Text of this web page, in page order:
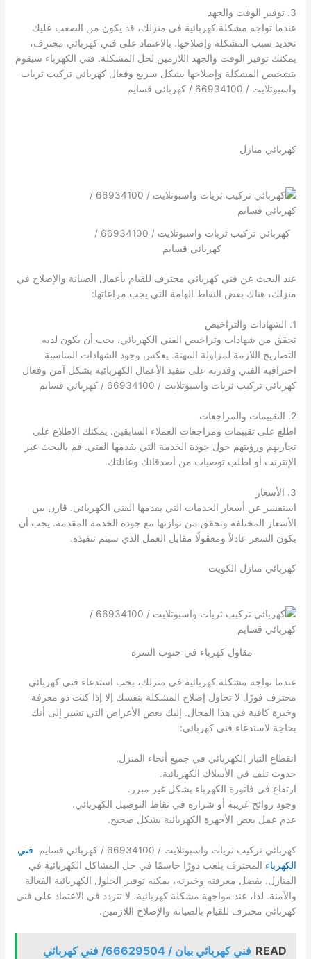
3. توفير الوقت والجهد
عندما تواجه مشكلة كهربائية في منزلك، قد يكون من الصعب عليك
تحديد سبب المشكلة وإصلاحها. بالاعتماد على فني كهربائي محترف،
يمكنك توفير الوقت والجهد اللازمين لحل المشكلة. فني الكهرباء سيقوم
بتشخيص المشكلة وإصلاحها بشكل سريع وفعال كهربائي تركيب ثريات
واسبوتلايت / 66934100 / كهربائي قسايم
كهربائي منازل
كهربائي تركيب ثريات واسبوتلايت / 66934100 /
كهربائي قسايم
عند البحث عن فني كهربائي محترف للقيام بأعمال الصيانة والإصلاح في
منزلك، هناك بعض النقاط الهامة التي يجب مراعاتها:
1. الشهادات والتراخيص
تحقق من شهادات وتراخيص الفني الكهربائي. يجب أن يكون لديه
التصاريح اللازمة لمزاولة المهنة. يعكس وجود الشهادات المناسبة
احترافية الفني وقدرته على تنفيذ الأعمال الكهربائية بشكل آمن وفعال
كهربائي تركيب ثريات واسبوتلايت / 66934100 / كهربائي قسايم
2. التقييمات والمراجعات
اطلع على تقييمات ومراجعات العملاء السابقين. يمكنك الاطلاع على
تجاربهم ورؤيتهم حول جودة الخدمة التي يقدمها الفني. قم بالبحث عبر
الإنترنت أو اطلب توصيات من أصدقائك وعائلتك.
3. الأسعار
استفسر عن أسعار الخدمات التي يقدمها الفني الكهربائي. قارن بين
الأسعار المختلفة وتحقق من توازنها مع جودة الخدمة المقدمة. يجب أن
يكون السعر عادلاً ومعقولًا مقابل العمل الذي سيتم تنفيذه.
كهربائي منازل الكويت
مقاول كهرباء في جنوب السرة
عندما تواجه مشكلة كهربائية في منزلك، يجب استدعاء فني كهربائي
محترف فورًا. لا تحاول إصلاح المشكلة بنفسك إلا إذا كنت ذو معرفة
وخبرة كافية في هذا المجال. إليك بعض الأعراض التي تشير إلى أنك
بحاجة لاستدعاء فني كهربائي:
انقطاع التيار الكهربائي في جميع أنحاء المنزل.
حدوث تلف في الأسلاك الكهربائية.
ارتفاع في فاتورة الكهرباء بشكل غير مبرر.
وجود روائح غريبة أو شرارة في نقاط التوصيل الكهربائي.
عدم عمل بعض الأجهزة الكهربائية بشكل صحيح.
كهربائي تركيب ثريات واسبوتلايت / 66934100 / كهربائي قسايم
فني
الكهرباء المحترف يلعب دورًا حاسمًا في حل المشاكل الكهربائية في
المنازل. بفضل معرفته وخبرته، يمكنه توفير الحلول الكهربائية الفعالة
والآمنة. لذا، عند مواجهة مشكلة كهربائية، لا تتردد في الاعتماد على فني
كهربائي محترف للقيام بالصيانة والإصلاح اللازمين.
READ
فني كهربائي بيان / 66629504/ فني كهربائي